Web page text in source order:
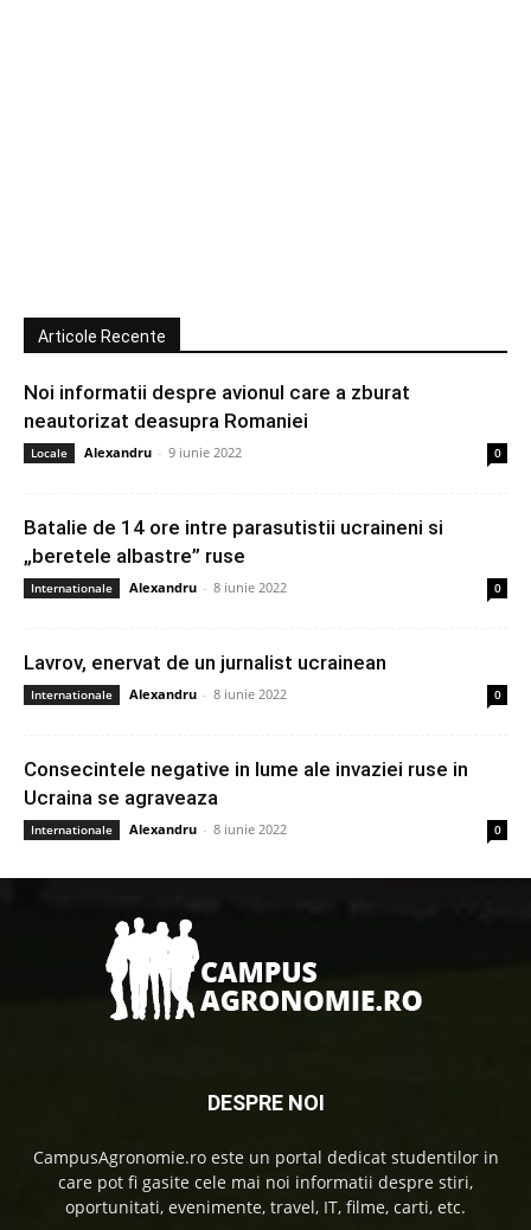
Articole Recente
Noi informatii despre avionul care a zburat
neautorizat deasupra Romaniei
Locale Alexandru - 9 iunie 2022 0
Batalie de 14 ore intre parasutistii ucraineni si
„beretele albastre” ruse
Internationale Alexandru - 8 iunie 2022 0
Lavrov, enervat de un jurnalist ucrainean
Internationale Alexandru - 8 iunie 2022 0
Consecintele negative in lume ale invaziei ruse in
Ucraina se agraveaza
Internationale Alexandru - 8 iunie 2022 0
DESPRE NOI
CampusAgronomie.ro este un portal dedicat studentilor in
care pot fi gasite cele mai noi informatii despre stiri,
oportunitati, evenimente, travel, IT, filme, carti, etc.